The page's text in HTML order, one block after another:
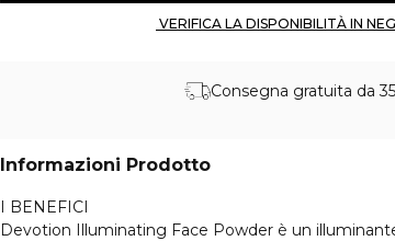
Consegna gratuita da
Informazioni Prodotto
I BENEFICI
Devotion Illuminating Face Powder è un